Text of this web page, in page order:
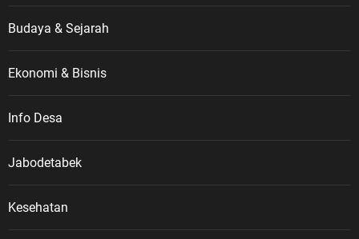
Budaya & Sejarah
Ekonomi & Bisnis
Info Desa
Jabodetabek
Kesehatan